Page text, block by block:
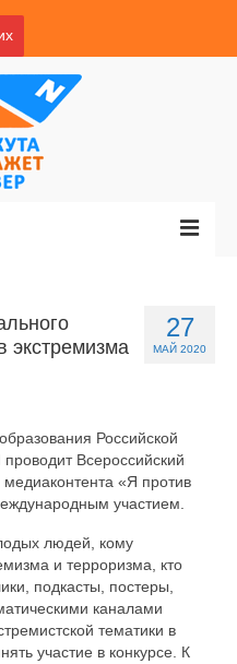
27
МАЙ 2020
экстремизма
Российской
Всероссийский
«Я против
участием.
людей, кому
и терроризма, кто
подкасты, постеры,
каналами
тематики в
участие в конкурсе. К